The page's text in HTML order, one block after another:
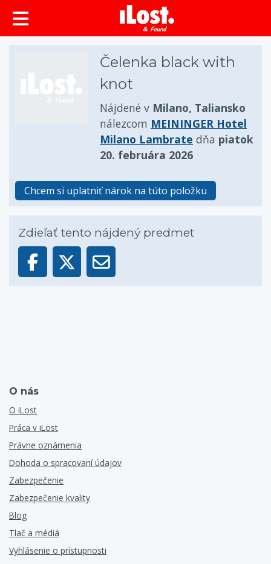
Čelenka black with
knot
Nájdené v Milano, Taliansko
nálezcom MEININGER Hotel
Milano Lambrate dňa piatok
20. februára 2026
Chcem si uplatniť nárok na túto položku
Zdieľať tento nájdený predmet
O nás
O iLost
Práca v iLost
Právne oznámenia
Dohoda o spracovaní údajov
Zabezpečenie
Zabezpečenie kvality
Blog
Tlač a médiá
Vyhlásenie o prístupnosti